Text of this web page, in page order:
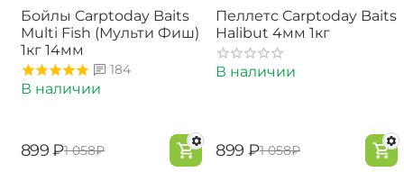
Бойлы Carptoday Baits
Multi Fish (Мульти Фиш)
1кг 14мм
184
В наличии
‍899‍ ₽‍1 058‍₽
Пеллетс Carptoday Baits
Halibut 4мм 1кг
В наличии
‍899‍ ₽‍1 058‍₽